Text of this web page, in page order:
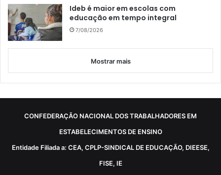
Ideb é maior em escolas com
educação em tempo integral
7/08/2026
Mostrar mais
CONFEDERAÇÃO NACIONAL DOS TRABALHADORES EM
ESTABELECIMENTOS DE ENSINO
Entidade Filiada a: CEA, CPLP-SINDICAL DE EDUCAÇÃO, DIEESE,
FISE, IE